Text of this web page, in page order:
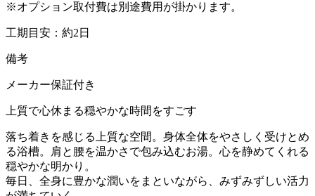
※オプション取付費は別途費用が掛かります。
工期目安：約2日
備考
メーカー保証付き
上質で心休まる穏やかな時間をすごす
落ち着きを感じる上質な空間。身体全体をやさしく受けとめ
る浴槽。肩と腰を温かさで包み込むお湯。心を静めてくれる
穏やかな明かり。
毎日、全身に豊かな潤いをまといながら、みずみずしい活力